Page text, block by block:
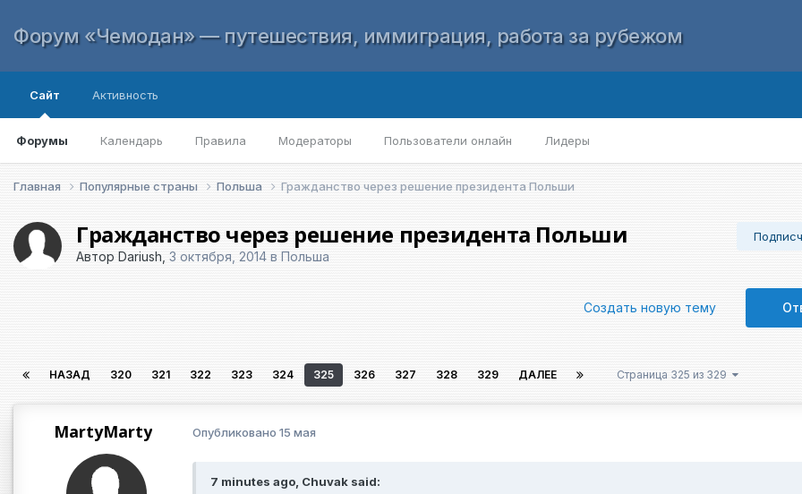
Форум «Чемодан» — путешествия, иммиграция, работа за рубежом
Сайт
Форумы Календарь Правила Модераторы Пользователи онлайн Лидеры
Активность
Главная Популярные страны Польша Гражданство через решение президента Польши
Гражданство через решение президента Польши
Автор Dariush 3 октября, 2014 в Польша
Создать новую тему
НАЗАД 320 321 322 323 324 325 326 327 328 329 ДАЛЕЕ Страница 325 из 329
MartyMarty Опубликовано 15 мая
7 minutes ago, Chuvak said: